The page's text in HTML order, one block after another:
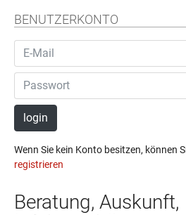
BENUTZERKONTO
login
Wenn Sie kein Konto besitzen, können
registrieren
Beratung, Auskunft,